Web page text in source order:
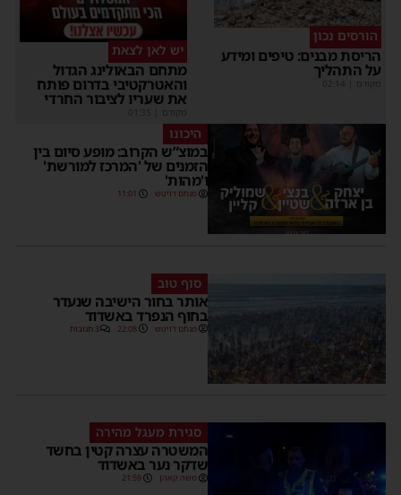
הורסים נכון
הריסת מבנים: טיפים ומידע
על התהליך
מקודם
יש לאן לצאת
מתחם הבאולינג הגדול
והאטרקטיבי בדרום פותח
את שעריו לציבור החרדי
מקודם
היכונו
במוצ”ש הקרוב: מופע סיום בין
הזמנים של 'המרכז למורשת'
ו'מהות'
מנחם דויטש 11:01
סוף טוב
אותר בחור הישיבה שנעדר
בחוף הנפרד באשדוד
מנחם דויטש 22:08 3 תגובות
סגירת מעגל מהירה
המשטרה עצרה קטין בחשד
שדקר נער באשדוד
משה קאהן 21:59